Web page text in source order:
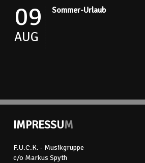
09
AUG
Sommer-Urlaub
IMPRESSUM
F.U.C.K. - Musikgruppe
c/o Markus Spyth